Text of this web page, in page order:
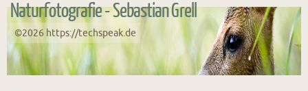
Zum
Inhalt
springen
Naturfotografie - Sebastian Grell
©2026 https://techspeak.de